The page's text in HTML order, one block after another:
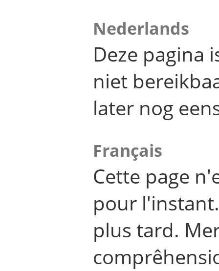
Nederlands
Deze pagina
niet
later nog
Français
Cette page
pour
plus tard.